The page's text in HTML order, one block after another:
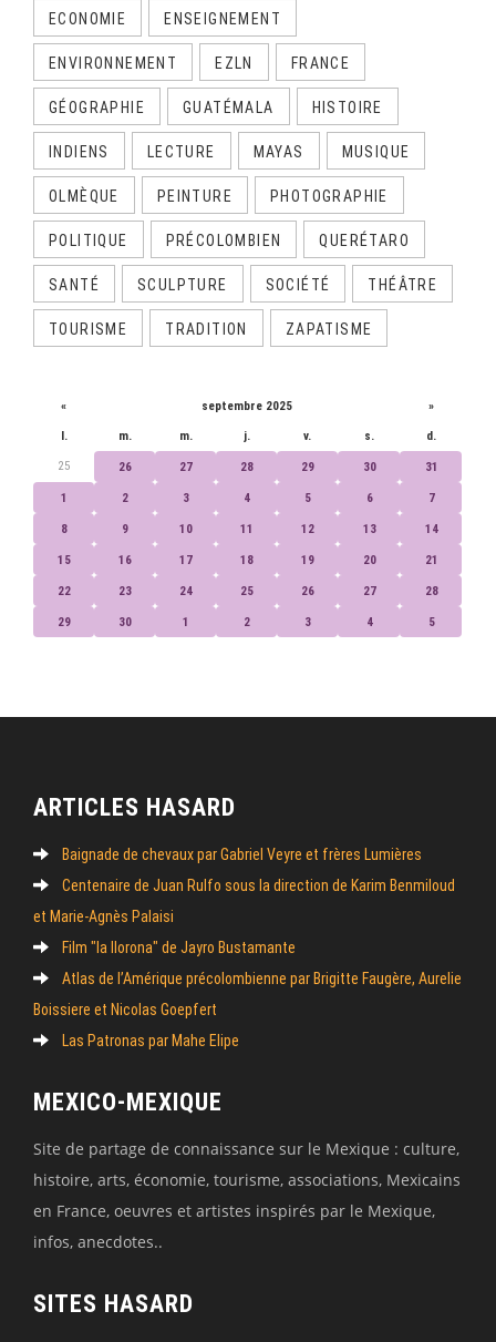
ECONOMIE ENSEIGNEMENT
ENVIRONNEMENT EZLN FRANCE
GÉOGRAPHIE GUATÉMALA HISTOIRE
INDIENS LECTURE MAYAS MUSIQUE
OLMÈQUE PEINTURE PHOTOGRAPHIE
POLITIQUE PRÉCOLOMBIEN QUERÉTARO
SANTÉ SCULPTURE SOCIÉTÉ THÉÂTRE
TOURISME TRADITION ZAPATISME
« septembre 2025 »
l. m. m. j. v. s. d.
25 26 27 28 29 30 31
1 2 3 4 5 6 7
8 9 10 11 12 13 14
15 16 17 18 19 20 21
22 23 24 25 26 27 28
29 30 1 2 3 4 5
ARTICLES HASARD
Baignade de chevaux par Gabriel Veyre et frères Lumières
Centenaire de Juan Rulfo sous la direction de Karim Benmiloud
et Marie-Agnès Palaisi
Film "la llorona" de Jayro Bustamante
Atlas de l’Amérique précolombienne par Brigitte Faugère, Aurelie
Boissiere et Nicolas Goepfert
Las Patronas par Mahe Elipe
MEXICO-MEXIQUE
Site de partage de connaissance sur le Mexique : culture,
histoire, arts, économie, tourisme, associations, Mexicains
en France, oeuvres et artistes inspirés par le Mexique,
infos, anecdotes..
SITES HASARD